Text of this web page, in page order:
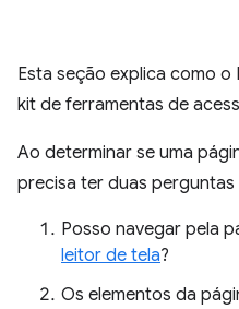
Esta seção explica como o
kit de ferramentas de
Ao determinar se uma
precisa ter duas perguntas
Posso navegar pela
leitor de tela?
Os elementos da